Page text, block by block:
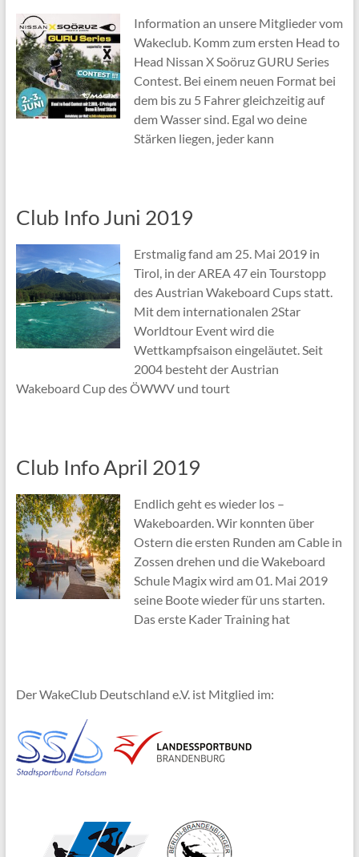
Information an unsere Mitglieder vom
Wakeclub. Komm zum ersten Head to
Head Nissan X Soöruz GURU Series
Contest. Bei einem neuen Format bei
dem bis zu 5 Fahrer gleichzeitig auf
dem Wasser sind. Egal wo deine
Stärken liegen, jeder kann
Club Info Juni 2019
Erstmalig fand am 25. Mai 2019 in
Tirol, in der AREA 47 ein Tourstopp
des Austrian Wakeboard Cups statt.
Mit dem internationalen 2Star
Worldtour Event wird die
Wettkampfsaison eingeläutet. Seit
2004 besteht der Austrian
Wakeboard Cup des ÖWWV und tourt
Club Info April 2019
Endlich geht es wieder los –
Wakeboarden. Wir konnten über
Ostern die ersten Runden am Cable in
Zossen drehen und die Wakeboard
Schule Magix wird am 01. Mai 2019
seine Boote wieder für uns starten.
Das erste Kader Training hat
Der WakeClub Deutschland e.V. ist Mitglied im: